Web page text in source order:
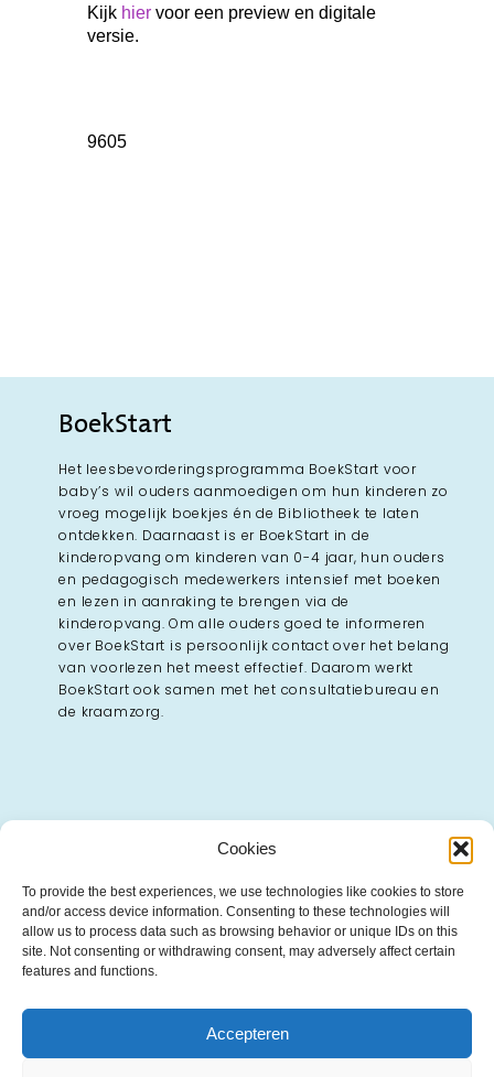
Cookies
To provide the best experiences, we use technologies like cookies to store
and/or access device information. Consenting to these technologies will
allow us to process data such as browsing behavior or unique IDs on this
site. Not consenting or withdrawing consent, may adversely affect certain
features and functions.
Accepteren
Kijk hier voor een preview en digitale
versie.
9605
BoekStart
Het leesbevorderingsprogramma BoekStart voor
baby’s wil ouders aanmoedigen om hun kinderen zo
vroeg mogelijk boekjes én de Bibliotheek te laten
ontdekken. Daarnaast is er BoekStart in de
kinderopvang om kinderen van 0-4 jaar, hun ouders
en pedagogisch medewerkers intensief met boeken
en lezen in aanraking te brengen via de
kinderopvang. Om alle ouders goed te informeren
over BoekStart is persoonlijk contact over het belang
van voorlezen het meest effectief. Daarom werkt
BoekStart ook samen met het consultatiebureau en
de kraamzorg.
Wellicht staat je vraag al op onze pagina met;
– Veelgestelde vragen
Contact